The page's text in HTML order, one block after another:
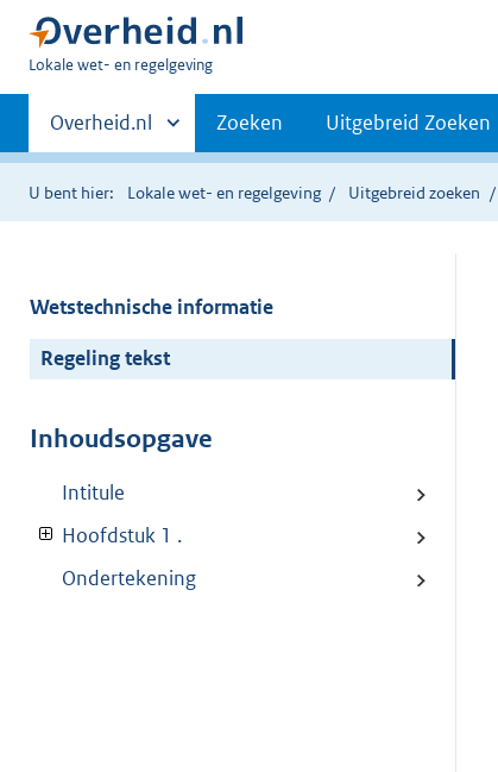
U
hier:
Lokale wet- en regelgeving
Primaire
navigatie
Andere
sites
binnen
Overheid.nl Zoeken Uitgebreid Zoeken
U bent hier: Lokale wet- en regelgeving Uitgebreid zoeken
Wetstechnische informatie
Regeling tekst
Inhoudsopgave
Intitule
Hoofdstuk 1 .
Ondertekening